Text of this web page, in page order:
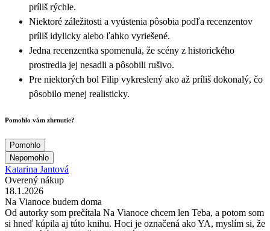
príliš rýchle.
Niektoré záležitosti a vyústenia pôsobia podľa recenzentov
príliš idylicky alebo ľahko vyriešené.
Jedna recenzentka spomenula, že scény z historického
prostredia jej nesadli a pôsobili rušivo.
Pre niektorých bol Filip vykreslený ako až príliš dokonalý, čo
pôsobilo menej realisticky.
Pomohlo vám zhrnutie?
Pomohlo
Nepomohlo
Katarina Jantová
Overený nákup
18.1.2026
Na Vianoce budem doma
Od autorky som prečítala Na Vianoce chcem len Teba, a potom som
si hneď kúpila aj túto knihu. Hoci je označená ako YA, myslím si, že